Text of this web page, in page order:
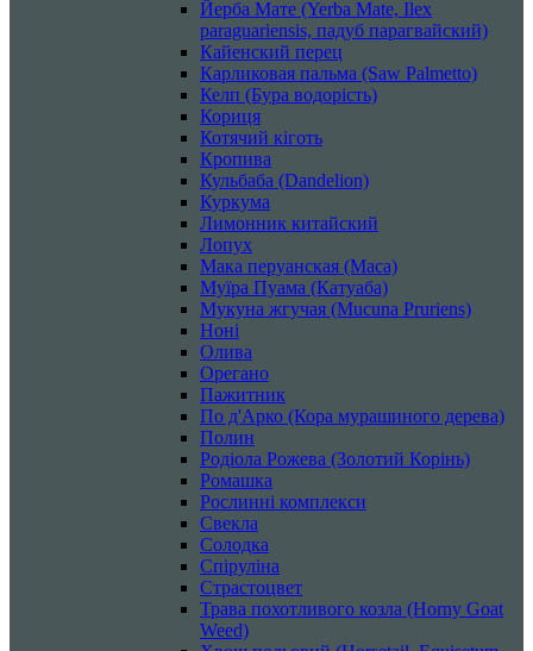
Йерба Мате (Yerba Mate, Ilex
paraguariensis, падуб парагвайский)
Кайенский перец
Карликовая пальма (Saw Palmetto)
Келп (Бура водорість)
Кориця
Котячий кіготь
Кропива
Кульбаба (Dandelion)
Куркума
Лимонник китайский
Лопух
Мака перуанская (Maca)
Муїра Пуама (Катуаба)
Мукуна жгучая (Mucuna Pruriens)
Ноні
Олива
Орегано
Пажитник
По д'Арко (Кора мурашиного дерева)
Полин
Родіола Рожева (Золотий Корінь)
Ромашка
Рослинні комплекси
Свекла
Солодка
Спіруліна
Страстоцвет
Трава похотливого козла (Horny Goat
Weed)